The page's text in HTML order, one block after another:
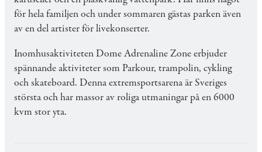
för hela familjen och under sommaren gästas parken även
av en del artister för livekonserter.
Inomhusaktiviteten Dome Adrenaline Zone erbjuder
spännande aktiviteter som Parkour, trampolin, cykling
och skateboard. Denna extremsportsarena är Sveriges
största och har massor av roliga utmaningar på en 6000
kvm stor yta.